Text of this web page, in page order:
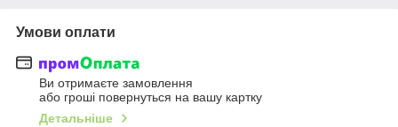
Умови оплати
Ви отримаєте замовлення
або гроші повернуться на вашу картку
Детальніше